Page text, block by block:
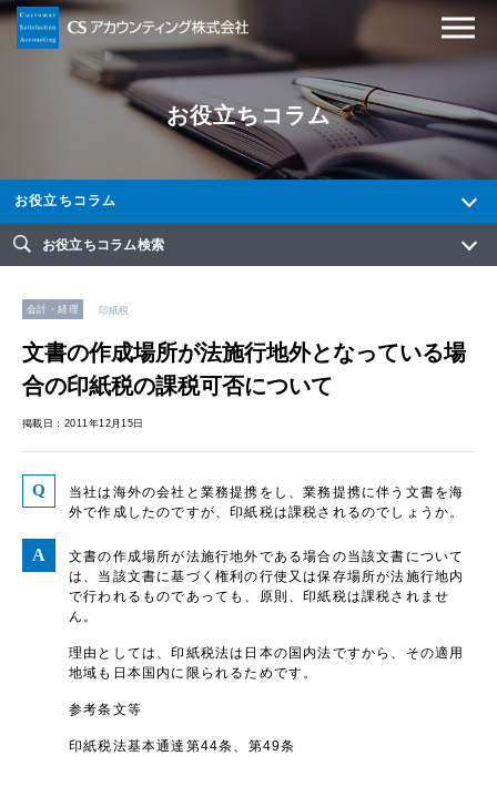
お役立ちコラム
お役立ちコラム
お役立ちコラム検索
会計・経理 印紙税
文書の作成場所が法施行地外となっている場
合の印紙税の課税可否について
掲載日：2011年12月15日
当社は海外の会社と業務提携をし、業務提携に伴う文書を海
外で作成したのですが、印紙税は課税されるのでしょうか。
文書の作成場所が法施行地外である場合の当該文書について
は、当該文書に基づく権利の行使又は保存場所が法施行地内
で行われるものであっても、原則、印紙税は課税されませ
ん。
理由としては、印紙税法は日本の国内法ですから、その適用
地域も日本国内に限られるためです。
参考条文等
印紙税法基本通達第44条、第49条